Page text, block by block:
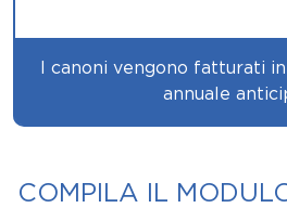
I canoni vengono fatturati in
annuale
COMPILA IL